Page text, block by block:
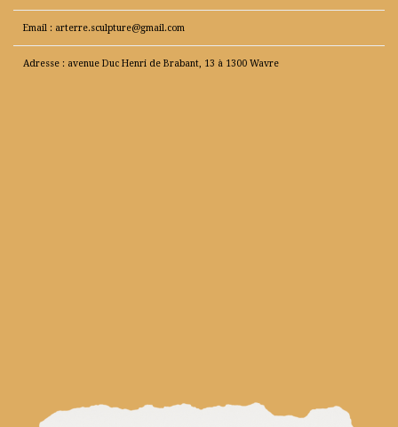
Email : arterre.sculpture@gmail.com
Adresse : avenue Duc Henri de Brabant, 13 à 1300 Wavre